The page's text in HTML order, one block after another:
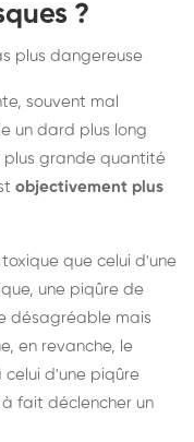
?
plus dangereuse
souvent mal
un dard plus long
plus grande quantité
objectivement plus
que celui d'une
une piqûre de
désagréable mais
en revanche, le
d'une piqûre
fait déclencher un